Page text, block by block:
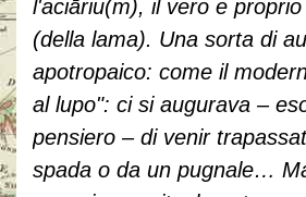
l'aciāriu(m), il vero e
(della lama). Una sorta di
apotropaico: come il
al lupo": ci si augurava –
pensiero – di venir
spada o da un pugnale…